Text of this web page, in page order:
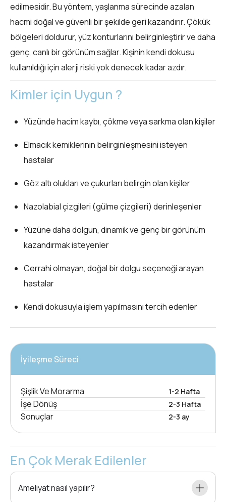
edilmesidir. Bu yöntem, yaşlanma sürecinde azalan
hacmi doğal ve güvenli bir şekilde geri kazandırır. Çökük
bölgeleri doldurur, yüz konturlarını belirginleştirir ve daha
genç, canlı bir görünüm sağlar. Kişinin kendi dokusu
kullanıldığı için alerji riski yok denecek kadar azdır.
Kimler için Uygun ?
Yüzünde hacim kaybı, çökme veya sarkma olan kişiler
Elmacık kemiklerinin belirginleşmesini isteyen
hastalar
Göz altı olukları ve çukurları belirgin olan kişiler
Nazolabial çizgileri (gülme çizgileri) derinleşenler
Yüzüne daha dolgun, dinamik ve genç bir görünüm
kazandırmak isteyenler
Cerrahi olmayan, doğal bir dolgu seçeneği arayan
hastalar
Kendi dokusuyla işlem yapılmasını tercih edenler
İyileşme Süreci
Şişlik Ve Morarma 1-2 Hafta
İşe Dönüş 2-3 Hafta
Sonuçlar 2-3 ay
En Çok Merak Edilenler
Ameliyat nasıl yapılır?